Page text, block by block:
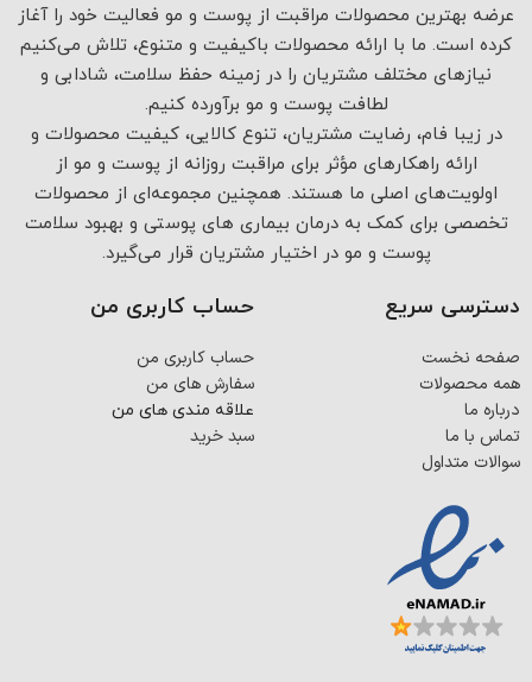
عرضه بهترین محصولات مراقبت از پوست و مو فعالیت خود را آغاز
کرده است. ما با ارائه محصولات باکیفیت و متنوع، تلاش می‌کنیم
نیازهای مختلف مشتریان را در زمینه حفظ سلامت، شادابی و
لطافت پوست و مو برآورده کنیم.
در زیبا فام، رضایت مشتریان، تنوع کالایی، کیفیت محصولات و
ارائه راهکارهای مؤثر برای مراقبت روزانه از پوست و مو از
اولویت‌های اصلی ما هستند. همچنین مجموعه‌ای از محصولات
تخصصی برای کمک به درمان بیماری های پوستی و بهبود سلامت
پوست و مو در اختیار مشتریان قرار می‌گیرد.
دسترسی سریع
صفحه نخست
همه محصولات
درباره ما
تماس با ما
سوالات متداول
حساب کاربری من
حساب کاربری من
سفارش های من
علاقه مندی های من
سبد خرید